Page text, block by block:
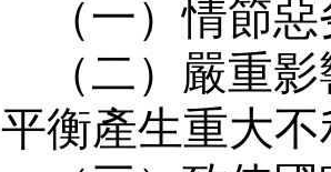
（一）情節
（二）嚴重
平衡產生重大